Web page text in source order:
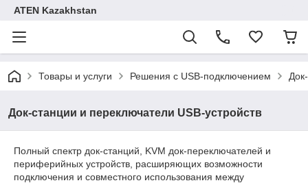
ATEN Kazakhstan
Товары и услуги Решения с USB-подключением
Док-станции и переключатели USB-устройств
Полный спектр док-станций, KVM док-переключателей и
периферийных устройств, расширяющих возможности
подключения и совместного использования между